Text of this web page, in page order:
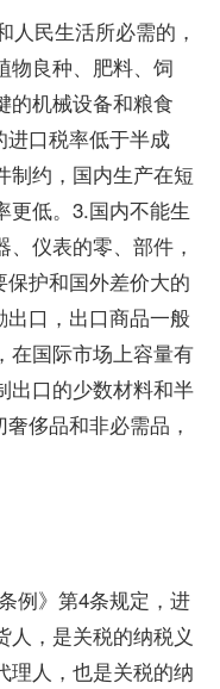
民生活所必需的，
物良种、肥料、饲
的机械设备和粮食
口税率低于半成
制约，国内生产在短
更低。3.国内不能生
仪表的零、部件，
护和国外差价大的
口，出口商品一般
在国际市场上容量有
出口的少数材料和半
侈品和非必需品，
》第4条规定，进
人，是关税的纳税义
理人，也是关税的纳